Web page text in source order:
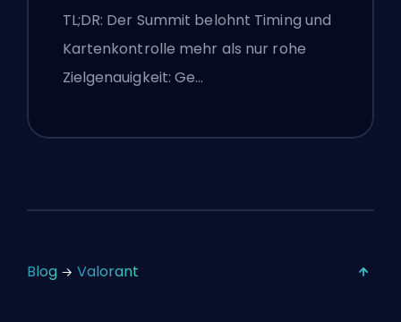
Agenten, Callouts und
Smokes
TL;DR: Der Summit belohnt Timing und
Kartenkontrolle mehr als nur rohe
Zielgenauigkeit: Ge…
Blog Valorant